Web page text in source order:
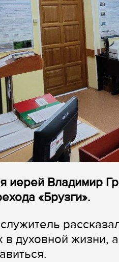
иерей Владимир
«Брузги».
в духовной жизни,